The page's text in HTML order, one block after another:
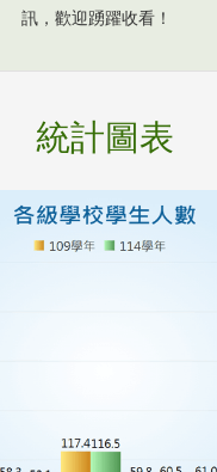
訊，歡迎踴躍收看！
統計圖表